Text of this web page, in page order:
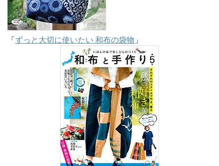
「 ずっと大切に使いたい 和布の袋物 」